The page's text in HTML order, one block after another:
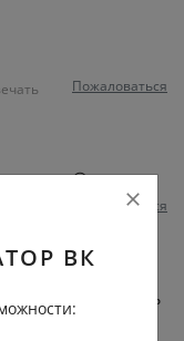
Пожаловаться
Пожаловаться
штанов оставить
ВК